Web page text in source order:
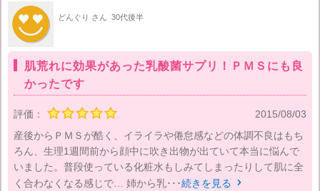
どんぐり さん 30代後半
肌荒れに効果があった乳酸菌サプリ！ＰＭＳにも良
かったです
評価：
2015/08/03
産後からＰＭＳが酷く、イライラや倦怠感などの体調不良はもち
ろん、生理1週間前から顔中に吹き出物が出ていて本当に悩んで
いました。普段使っている化粧水もしみてしまったりして肌に全
く合わなくなる感じで… 姉から乳･･･続きを見る 